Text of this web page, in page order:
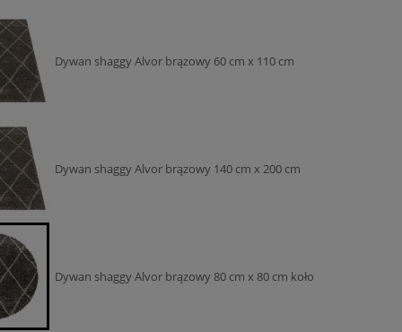
Dywan shaggy Brązowy 80 cm x 150 cm
Dywan shaggy Alvor brązowy 60 cm x 110 cm
Dywan shaggy Alvor brązowy 140 cm x 200 cm
Dywan shaggy Alvor brązowy 80 cm x 80 cm koło